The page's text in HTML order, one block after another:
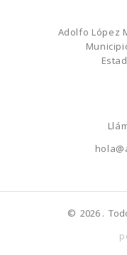
Adolfo López
© 2026 .